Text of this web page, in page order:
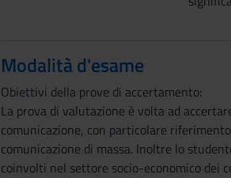
Modalità d'esame
Obiettivi della prove di accertamento:
La prova di valutazione è volta ad
comunicazione, con particolare
comunicazione di massa. Inoltre lo
coinvolti nel settore socio-economico dei